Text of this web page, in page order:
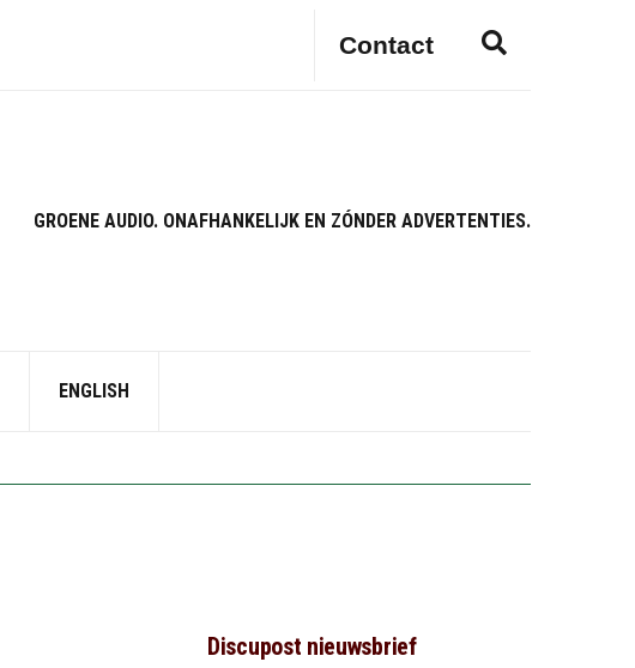
Contact
s
GROENE AUDIO. ONAFHANKELIJK EN ZÓNDER ADVERTENTIES.
ENGLISH
Discupost nieuwsbrief